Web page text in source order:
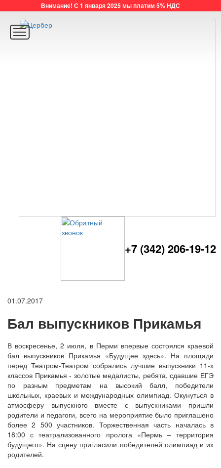
Внимание! С 1 января 2025 мы платим 5% НДС
+7 (342) 206-19-12
01.07.2017
Бал выпускников Прикамья
В воскресенье, 2 июля, в Перми впервые состоялся краевой
бал выпускников Прикамья «Будущее здесь». На площади
перед Театром-Театром собрались лучшие выпускники 11-х
классов Прикамья - золотые медалисты, ребята, сдавшие ЕГЭ
по разным предметам на высокий балл, победители
школьных, краевых и международных олимпиад. Окунуться в
атмосферу выпускного вместе с выпускниками пришли
родители и педагоги, всего на мероприятие было приглашено
более 2 500 участников. Торжественная часть началась в
18:00 с театрализованного пролога «Пермь – территория
будущего». На сцену пригласили победителей олимпиад и их
родителей.